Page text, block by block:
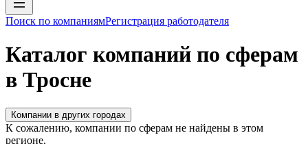
Поиск по компаниямРегистрация работодателя
Каталог компаний по сферам
в Тросне
Компании в других городах
К сожалению, компании по сферам не найдены в этом
регионе.